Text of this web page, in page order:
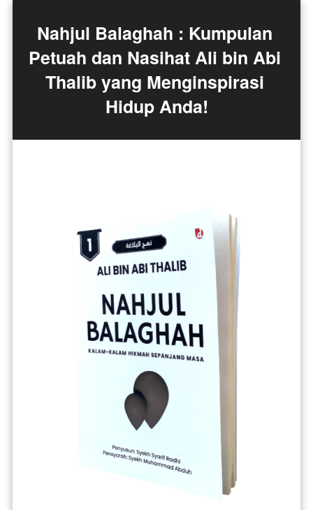
Nahjul Balaghah : Kumpulan
Petuah dan Nasihat Ali bin Abi
Thalib yang Menginspirasi
Hidup Anda!